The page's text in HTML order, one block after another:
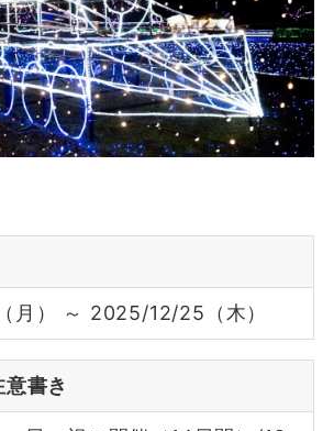
福井のグルメ・観光地の魅力発信情報サイト
Powered by TOROSSA.
月） ～ 2025/12/25（木）
書き